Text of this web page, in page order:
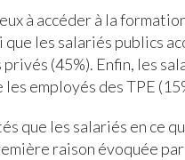
à accéder à la
les salariés publics
(45%). Enfin, les
employés des TPE
que les salariés en ce
raison évoquée